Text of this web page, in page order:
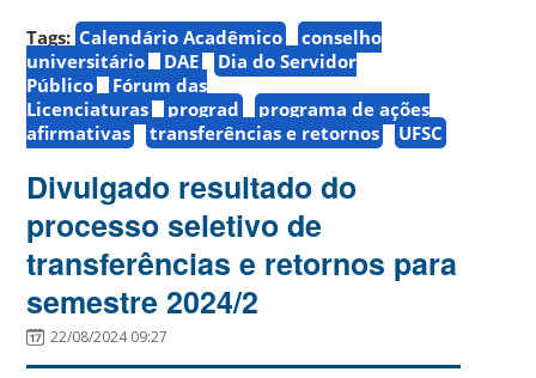
Tags: Calendário Acadêmico
conselho
universitário
DAE
Dia do Servidor
Público
Fórum das
Licenciaturas
prograd
programa de ações
afirmativas
transferências e retornos UFSC
Divulgado resultado do
processo seletivo de
transferências e retornos para
semestre 2024/2
22/08/2024 09:27